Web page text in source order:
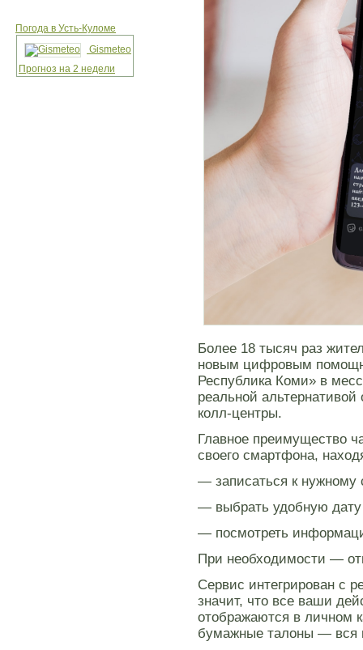
Погода в Усть-Куломе
Gismeteo
Прогноз на 2 недели
Более 18 тысяч раз
новым цифровым
Республика Коми» в
реальной
колл-центры.
Главное преимущество
своего смартфона,
— записаться к нужному
— выбрать удобную
— посмотреть
При необходимости —
Сервис интегрирован с
значит, что все ваши
отображаются в личном
бумажные талоны — вся